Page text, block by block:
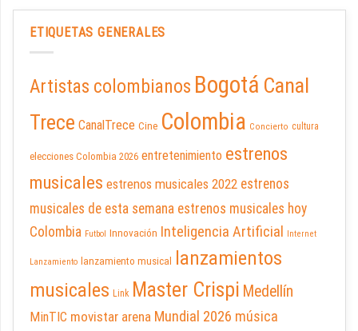
ETIQUETAS GENERALES
Artistas colombianos Bogotá Canal
Trece CanalTrece Cine Colombia Concierto cultura
elecciones Colombia 2026 entretenimiento estrenos
musicales estrenos musicales 2022 estrenos
musicales de esta semana estrenos musicales hoy
Colombia Futbol Innovación Inteligencia Artificial Internet
Lanzamiento lanzamiento musical
lanzamientos
musicales Link Master Crispi Medellín
MinTIC movistar arena Mundial 2026 música